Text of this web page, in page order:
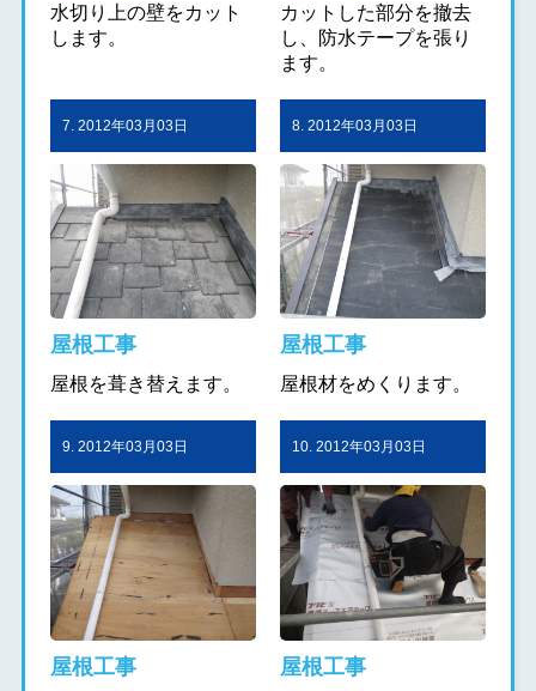
水切り上の壁をカット
します。
カットした部分を撤去
し、防水テープを張り
ます。
7. 2012年03月03日
屋根工事
屋根を葺き替えます。
8. 2012年03月03日
屋根工事
屋根材をめくります。
9. 2012年03月03日
屋根工事
10. 2012年03月03日
屋根工事